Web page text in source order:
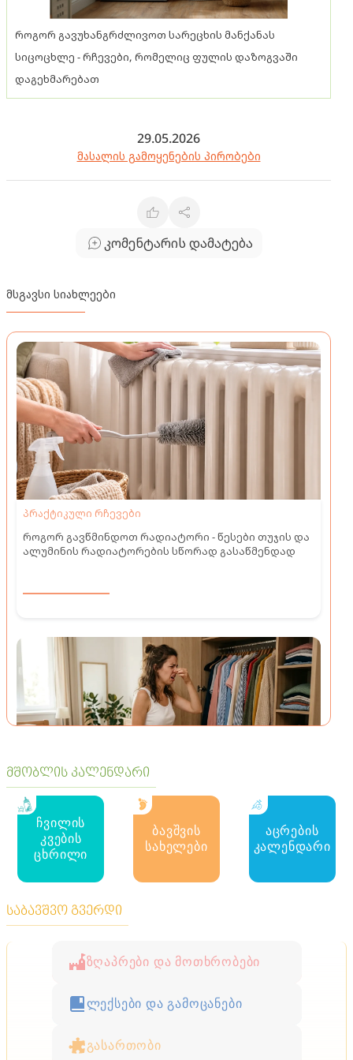
როგორ გავუხანგრძლივოთ სარეცხის მანქანას
სიცოცხლე - რჩევები, რომელიც ფულის დაზოგვაში
დაგეხმარებათ
29.05.2026
მასალის გამოყენების პირობები
კომენტარის დამატება
მსგავსი სიახლეები
პრაქტიკული რჩევები
როგორ გავწმინდოთ რადიატორი - წესები თუჯის და
ალუმინის რადიატორების სწორად გასაწმენდად
პრაქტიკული რჩევები
რატომ ჩნდება კარადებში უსიამოვნო სუნი და
როგორ მოვაშოროთ
მშობლის კალენდარი
ჩვილის
კვების
ცხრილი
ბავშვის
სახელები
აცრების
კალენდარი
საბავშვო გვერდი
ზღაპრები და მოთხრობები
ლექსები და გამოცანები
გასართობი